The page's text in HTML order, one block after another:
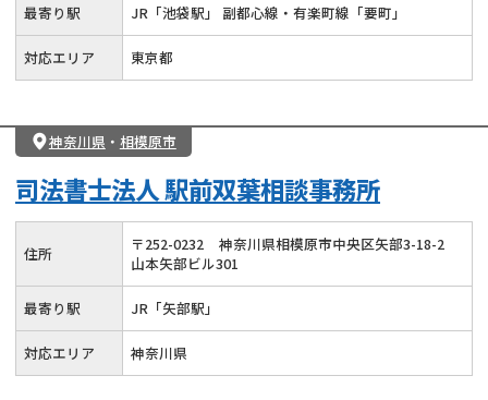
最寄り駅 JR「池袋駅」 副都心線・有楽町線「要町」
対応エリア 東京都
神奈川県 ・ 相模原市
司法書士法人 駅前双葉相談事務所
住所 〒252-0232
神奈川県相模原市中央区矢部3-18-2
山本矢部ビル301
最寄り駅 JR「矢部駅」
対応エリア 神奈川県